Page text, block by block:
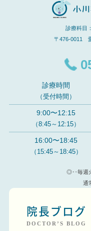
診療科目
〒476-0011
診療時間
（受付時間）
9:00〜12:15
（8:45～12:15）
16:00〜18:45
（15:45～18:45）
◎‥毎週火
通
院長ブログ
DOCTOR’S BLOG